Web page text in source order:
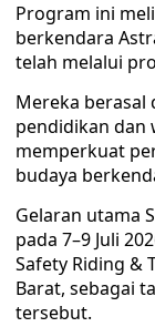
Program ini
berkendara
telah melalui
Mereka berasal
pendidikan dan
memperkuat
budaya
Gelaran utama
pada 7–9 Juli
Safety Riding &
Barat, sebagai
tersebut.